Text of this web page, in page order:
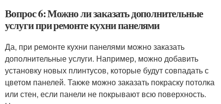
Вопрос 6: Можно ли заказать дополнительные
услуги при ремонте кухни панелями
Да, при ремонте кухни панелями можно заказать
дополнительные услуги. Например, можно добавить
установку новых плинтусов, которые будут совпадать с
цветом панелей. Также можно заказать покраску потолка
или стен, если панели не покрывают всю поверхность.